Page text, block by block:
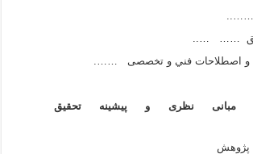
نظری و پیشینه تحقیق